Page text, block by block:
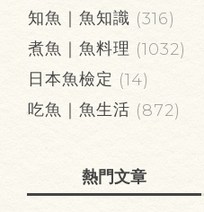
知魚｜魚知識 (316)
煮魚｜魚料理 (1032)
日本魚檢定 (14)
吃魚｜魚生活 (872)
熱門文章